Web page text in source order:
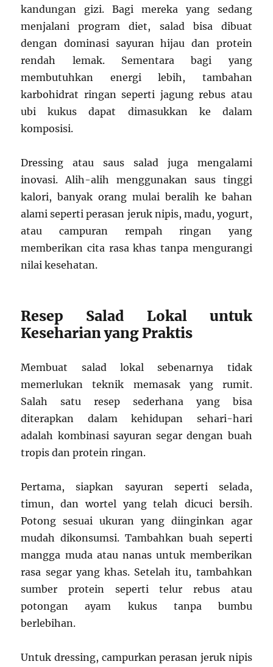
kandungan gizi. Bagi mereka yang sedang
menjalani program diet, salad bisa dibuat
dengan dominasi sayuran hijau dan protein
rendah lemak. Sementara bagi yang
membutuhkan energi lebih, tambahan
karbohidrat ringan seperti jagung rebus atau
ubi kukus dapat dimasukkan ke dalam
komposisi.
Dressing atau saus salad juga mengalami
inovasi. Alih-alih menggunakan saus tinggi
kalori, banyak orang mulai beralih ke bahan
alami seperti perasan jeruk nipis, madu, yogurt,
atau campuran rempah ringan yang
memberikan cita rasa khas tanpa mengurangi
nilai kesehatan.
Resep Salad Lokal untuk
Keseharian yang Praktis
Membuat salad lokal sebenarnya tidak
memerlukan teknik memasak yang rumit.
Salah satu resep sederhana yang bisa
diterapkan dalam kehidupan sehari-hari
adalah kombinasi sayuran segar dengan buah
tropis dan protein ringan.
Pertama, siapkan sayuran seperti selada,
timun, dan wortel yang telah dicuci bersih.
Potong sesuai ukuran yang diinginkan agar
mudah dikonsumsi. Tambahkan buah seperti
mangga muda atau nanas untuk memberikan
rasa segar yang khas. Setelah itu, tambahkan
sumber protein seperti telur rebus atau
potongan ayam kukus tanpa bumbu
berlebihan.
Untuk dressing, campurkan perasan jeruk nipis